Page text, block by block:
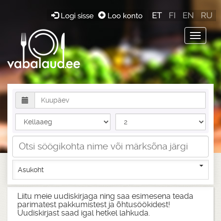
Toggle
Logi sisse Loo konto ET FI EN RU
Asukoht
Liitu meie uudiskirjaga ning saa esimesena teada
parimatest pakkumistest ja õhtusöökidest!
Uudiskirjast saad igal hetkel lahkuda.